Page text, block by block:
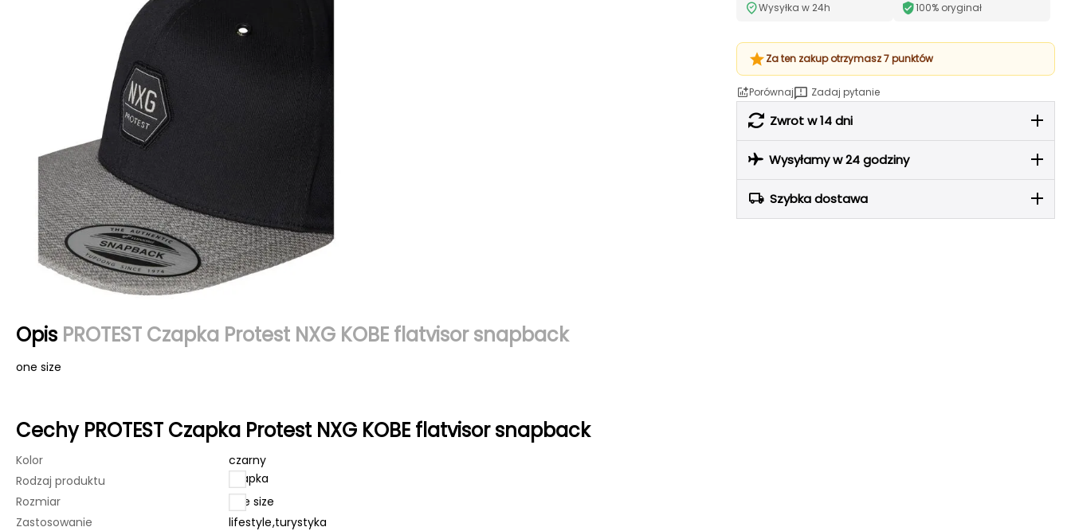
Wysyłka w 24h 100% oryginał
Za ten zakup otrzymasz 7 punktów
Porównaj Zadaj pytanie
Zwrot w 14 dni
Wysyłamy w 24 godziny
Szybka dostawa
Opis PROTEST Czapka Protest NXG KOBE flatvisor snapback
one size
Cechy PROTEST Czapka Protest NXG KOBE flatvisor snapback
Kolor
czarny
Rodzaj produktu
czapka
Rozmiar
one size
Zastosowanie
lifestyle,turystyka